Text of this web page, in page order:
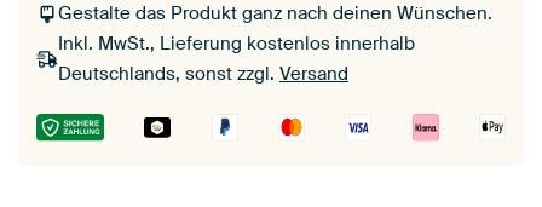
Gestalte das Produkt ganz nach deinen Wünschen.
Inkl. MwSt., Lieferung kostenlos innerhalb
Deutschlands, sonst zzgl. Versand